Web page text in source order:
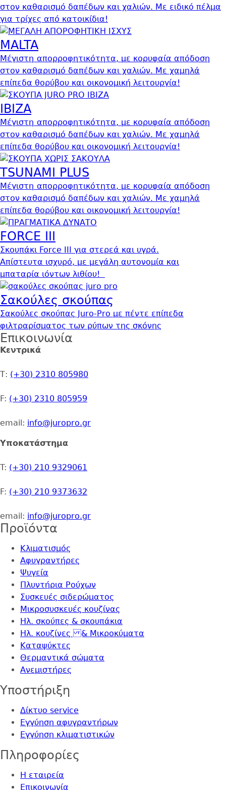
στον καθαρισμό δαπέδων και χαλιών. Με ειδικό πέλμα
για τρίχες από κατοικίδια!
MALTA
Μέγιστη απορροφητικότητα, με κορυφαία απόδοση
στον καθαρισμό δαπέδων και χαλιών. Με χαμηλά
επίπεδα θορύβου και οικονομική λειτουργία!
IBIZA
Μέγιστη απορροφητικότητα, με κορυφαία απόδοση
στον καθαρισμό δαπέδων και χαλιών. Με χαμηλά
επίπεδα θορύβου και οικονομική λειτουργία!
TSUNAMI PLUS
Μέγιστη απορροφητικότητα, με κορυφαία απόδοση
στον καθαρισμό δαπέδων και χαλιών. Με χαμηλά
επίπεδα θορύβου και οικονομική λειτουργία!
FORCE III
Σκουπάκι Force III για στερεά και υγρά.
Απίστευτα ισχυρό, με μεγάλη αυτονομία και
μπαταρία ιόντων λιθίου!
Σακούλες σκούπας
Σακούλες σκούπας Juro-Pro με πέντε επίπεδα
φιλτραρίσματος των ρύπων της σκόνης
Επικοινωνία
Address
Κεντρικά
Τ: (+30) 2310 805980
F: (+30) 2310 805959
email: info@juropro.gr
Υποκατάστημα
T: (+30) 210 9329061
F: (+30) 210 9373632
email: info@juropro.gr
Προϊόντα
Κλιματισμός
Αφυγραντήρες
Ψυγεία
Πλυντήρια Ρούχων
Συσκευές σιδερώματος
Μικροσυσκευές κουζίνας
Ηλ. σκούπες & σκουπάκια
Ηλ. κουζίνες & Μικροκύματα
Καταψύκτες
Θερμαντικά σώματα
Ανεμιστήρες
Yποστήριξη
Δίκτυο service
Εγγύηση αφυγραντήρων
Εγγύηση κλιματιστικών
Πληροφορίες
Η εταιρεία
Επικοινωνία